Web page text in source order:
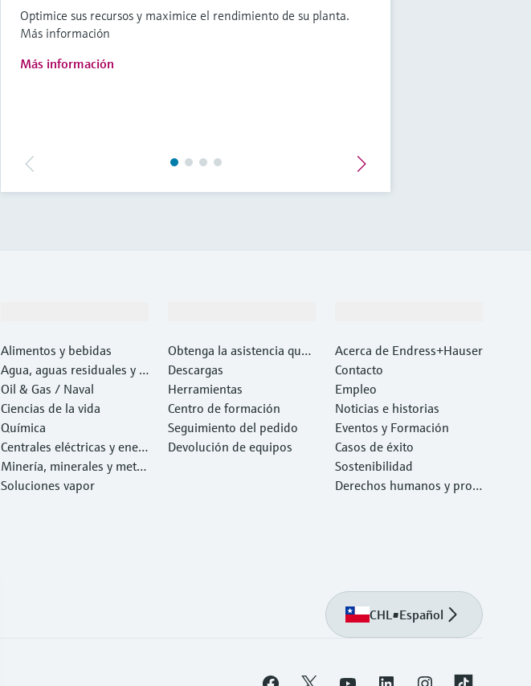
Optimice sus recursos y maximice el rendimiento de su planta.
Más información
Más información
Alimentos y bebidas
Agua, aguas residuales y r
esiduos
Oil & Gas / Naval
Ciencias de la vida
Química
Centrales eléctricas y ener
gía
Minería, minerales y metal
es
Soluciones vapor
Obtenga la asistencia que
necesita con rapidez
Descargas
Herramientas
Centro de formación
Seguimiento del pedido
Devolución de equipos
Acerca de Endress+Hauser
Contacto
Empleo
Noticias e historias
Eventos y Formación
Casos de éxito
Sostenibilidad
Derechos humanos y prote
CHL •Español